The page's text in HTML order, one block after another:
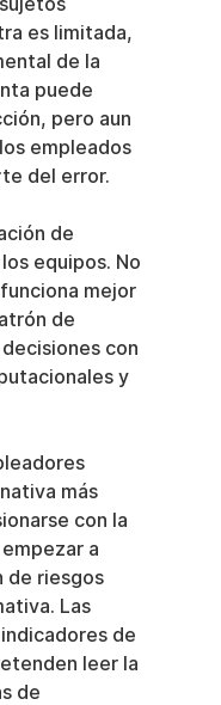
es limitada,
de la
puede
pero aun
empleados
del error.
de
equipos. No
mejor
de
con
y
más
con la
a
de riesgos
Las
de
leer la
de